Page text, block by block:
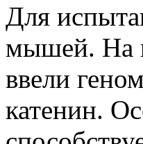
Для
мышей. На
ввели
катенин.